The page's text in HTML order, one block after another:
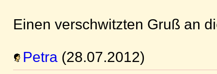
Einen verschwitzten Gruß an
Petra (28.07.2012)